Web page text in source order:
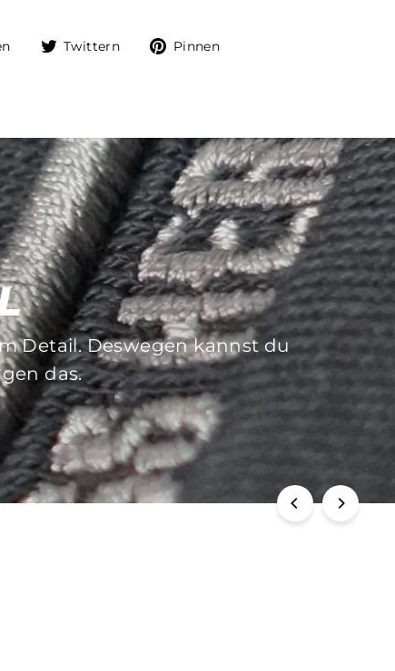
Auf
Twittern
Auf
Pinnen
Detail. Deswegen kannst du
das.
die Langlebigkeit dieser. Sich